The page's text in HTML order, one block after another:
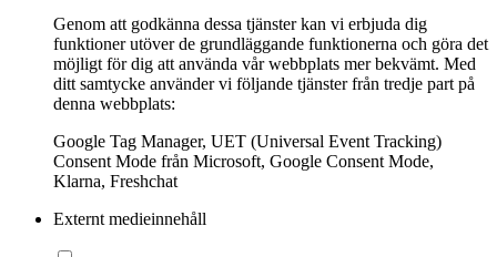
Genom att godkänna dessa tjänster kan vi erbjuda dig
funktioner utöver de grundläggande funktionerna och göra det
möjligt för dig att använda vår webbplats mer bekvämt. Med
ditt samtycke använder vi följande tjänster från tredje part på
denna webbplats:
Google Tag Manager, UET (Universal Event Tracking)
Consent Mode från Microsoft, Google Consent Mode,
Klarna, Freshchat
Externt medieinnehåll